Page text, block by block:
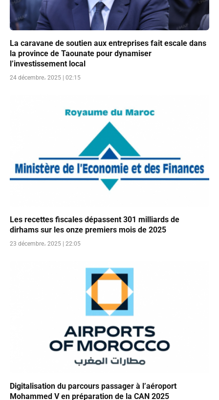
La caravane de soutien aux entreprises fait escale dans
la province de Taounate pour dynamiser
l’investissement local
24 décembre، 2025 | 02:15
Les recettes fiscales dépassent 301 milliards de
dirhams sur les onze premiers mois de 2025
23 décembre، 2025 | 22:05
Digitalisation du parcours passager à l’aéroport
Mohammed V en préparation de la CAN 2025